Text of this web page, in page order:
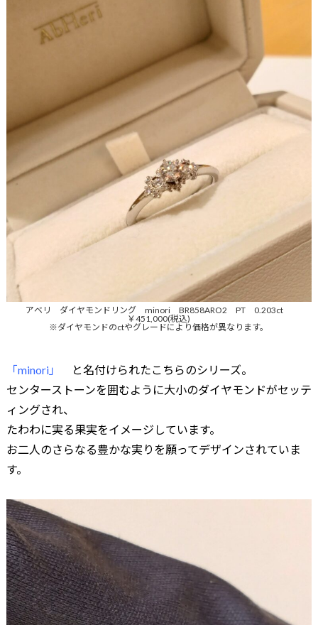
アベリ ダイヤモンドリング minori BR858ARO2 PT 0.203ct
￥451,000(税込)
※ダイヤモンドのctやグレードにより価格が異なります。
「minori」
と名付けられたこちらのシリーズ。
センターストーンを囲むように大小のダイヤモンドがセッテ
ィングされ、
たわわに実る果実をイメージしています。
お二人のさらなる豊かな実りを願ってデザインされていま
す。